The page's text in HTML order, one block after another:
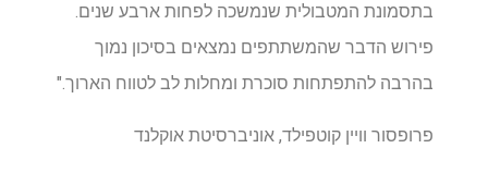
בתסמונת המטבולית שנמשכה לפחות ארבע שנים.
פירוש הדבר שהמשתתפים נמצאים בסיכון נמוך
בהרבה להתפתחות סוכרת ומחלות לב לטווח הארוך."
פרופסור וויין קוטפילד, אוניברסיטת אוקלנד